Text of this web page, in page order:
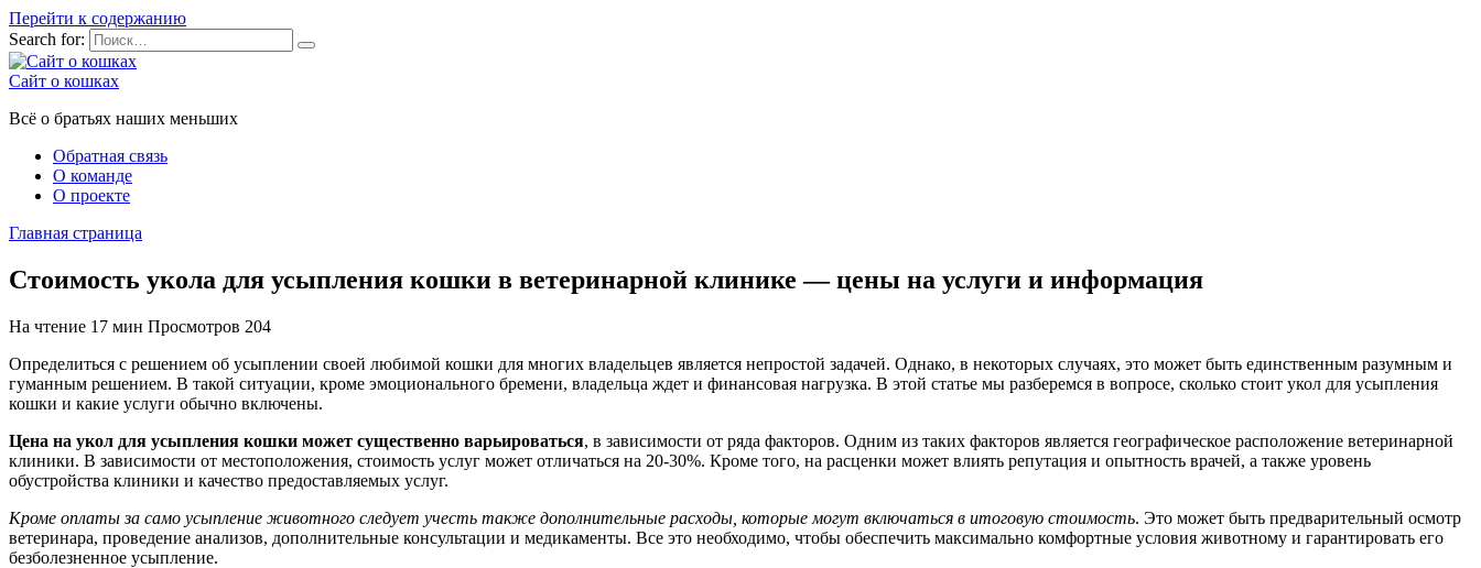
Перейти к содержанию
Search for:
Сайт о кошках
Всё о братьях наших меньших
Обратная связь
О команде
О проекте
Главная страница
Стоимость укола для усыпления кошки в ветеринарной клинике — цены на услуги и информация
На чтение 17 мин Просмотров 204
Определиться с решением об усыплении своей любимой кошки для многих владельцев является непростой задачей. Однако, в некоторых случаях, это может быть единственным разумным и
гуманным решением. В такой ситуации, кроме эмоционального бремени, владельца ждет и финансовая нагрузка. В этой статье мы разберемся в вопросе, сколько стоит укол для усыпления
кошки и какие услуги обычно включены.
Цена на укол для усыпления кошки может существенно варьироваться, в зависимости от ряда факторов. Одним из таких факторов является географическое расположение ветеринарной
клиники. В зависимости от местоположения, стоимость услуг может отличаться на 20-30%. Кроме того, на расценки может влиять репутация и опытность врачей, а также уровень
обустройства клиники и качество предоставляемых услуг.
Кроме оплаты за само усыпление животного следует учесть также дополнительные расходы, которые могут включаться в итоговую стоимость. Это может быть предварительный осмотр
ветеринара, проведение анализов, дополнительные консультации и медикаменты. Все это необходимо, чтобы обеспечить максимально комфортные условия животному и гарантировать его
безболезненное усыпление.